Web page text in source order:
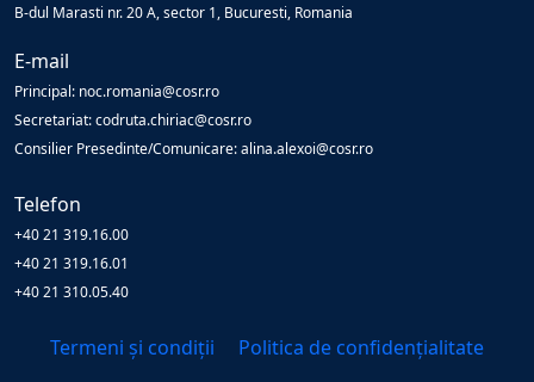
B-dul Marasti nr. 20 A, sector 1, Bucuresti, Romania
E-mail
Principal: noc.romania@cosr.ro
Secretariat: codruta.chiriac@cosr.ro
Consilier Presedinte/Comunicare: alina.alexoi@cosr.ro
Telefon
+40 21 319.16.00
+40 21 319.16.01
+40 21 310.05.40
Termeni și condiții
Politica de confidențialitate